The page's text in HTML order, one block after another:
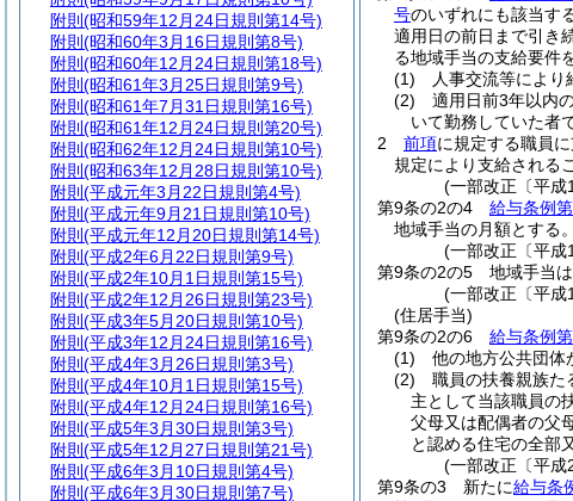
号のいずれにも該当す
適用日の前日まで引き
る地域手当の支給要件
(1)
人事交流等により
(2)
適用日前3年以内
いて勤務していた者
2
前項に規定する職員
規定により支給される
(一部改正〔平成
第9条の2の4
給与条例
地域手当の月額とする。
(一部改正〔平成
第9条の2の5
地域手当
(一部改正〔平成
(住居手当)
第9条の2の6
給与条例
(1)
他の地方公共団体
(2)
職員の扶養親族た
主として当該職員の
父母又は配偶者の父
と認める住宅の全部
(一部改正〔平成
第9条の3
新たに給与条
附則 (昭和59年12月24日規則第14号)
附則 (昭和60年3月16日規則第8号)
附則 (昭和60年12月24日規則第18号)
附則 (昭和61年3月25日規則第9号)
附則 (昭和61年7月31日規則第16号)
附則 (昭和61年12月24日規則第20号)
附則 (昭和62年12月24日規則第10号)
附則 (昭和63年12月28日規則第10号)
附則 (平成元年3月22日規則第4号)
附則 (平成元年9月21日規則第10号)
附則 (平成元年12月20日規則第14号)
附則 (平成2年6月22日規則第9号)
附則 (平成2年10月1日規則第15号)
附則 (平成2年12月26日規則第23号)
附則 (平成3年5月20日規則第10号)
附則 (平成3年12月24日規則第16号)
附則 (平成4年3月26日規則第3号)
附則 (平成4年10月1日規則第15号)
附則 (平成4年12月24日規則第16号)
附則 (平成5年3月30日規則第3号)
附則 (平成5年12月27日規則第21号)
附則 (平成6年3月10日規則第4号)
附則 (平成6年3月30日規則第7号)